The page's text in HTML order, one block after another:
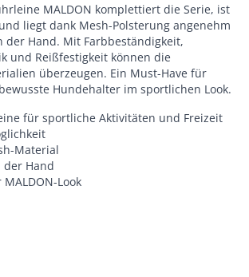
MALDON komplettiert die Serie, ist
liegt dank Mesh-Polsterung angenehm
Hand. Mit Farbbeständigkeit,
und Reißfestigkeit können die
überzeugen. Ein Must-Have für
Hundehalter im sportlichen Look.
für sportliche Aktivitäten und Freizeit
Material
der Hand
Look